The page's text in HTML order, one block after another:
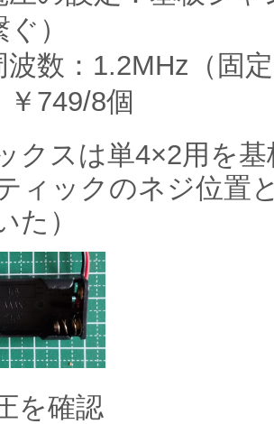
）
波数：1.2MHz（固
￥749/8個
クスは単4×2用を
ィックのネジ位置
た）
を確認